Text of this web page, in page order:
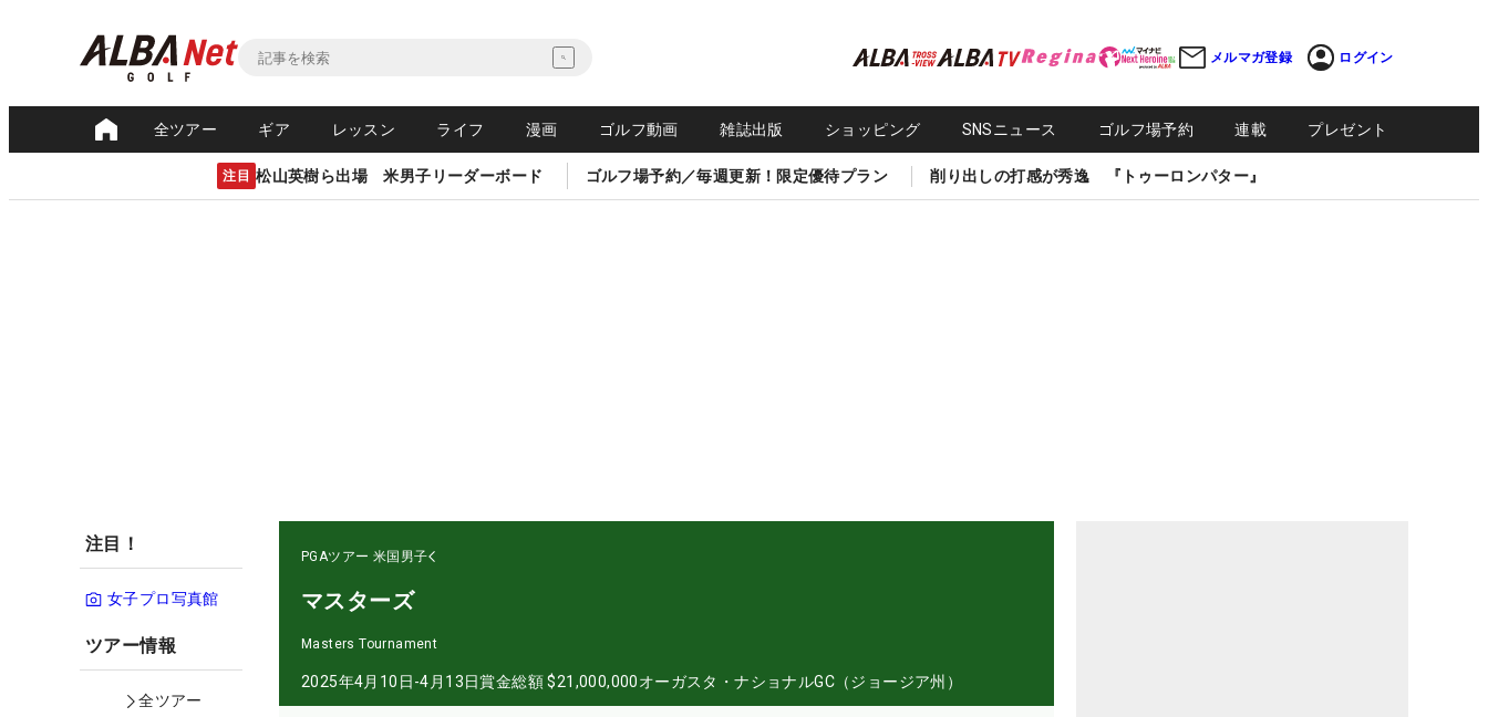
メルマガ登録 ログイン
全ツアー ギア レッスン ライフ 漫画 ゴルフ動画 雑誌出版 ショッピング SNSニュース ゴルフ場予約 連載 プレゼント
注目 松山英樹ら出場 米男子リーダーボード ゴルフ場予約／毎週更新！限定優待プラン 削り出しの打感が秀逸 『トゥーロンパター』
注目！
女子プロ写真館
ツアー情報
全ツアー
PGAツアー 米国男子
マスターズ
Masters Tournament
2025年4月10日-4月13日賞金総額 $21,000,000オーガスタ・ナショナルGC（ジョージア州）